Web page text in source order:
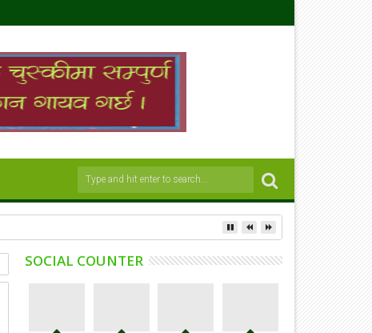
SOCIAL COUNTER